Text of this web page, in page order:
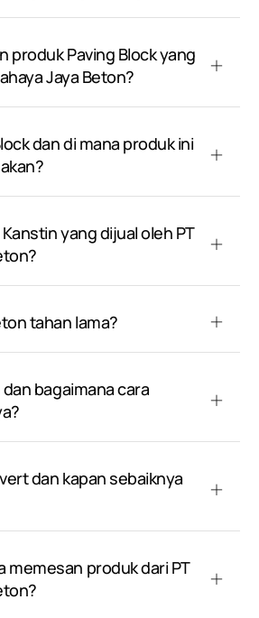
produk Paving Block yang
Jaya Beton?
dan di mana produk ini
yang dijual oleh PT
tahan lama?
bagaimana cara
dan kapan sebaiknya
memesan produk dari PT